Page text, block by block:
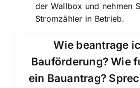
der Wallbox und nehmen
Stromzähler in Betrieb.
Wie beantrage
Bauförderung? Wie
ein Bauantrag?